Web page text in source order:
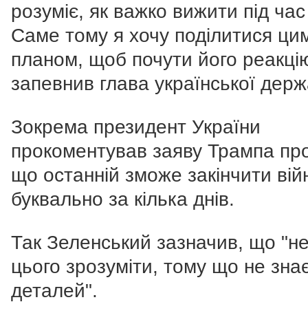
розуміє, як важко вижити під час
Саме тому я хочу поділитися
планом, щоб почути його
запевнив глава української
Зокрема президент України
прокоментував заяву Трампа
що останній зможе закінчити
буквально за кілька днів.
Так Зеленський зазначив, що
цього зрозуміти, тому що не
деталей".